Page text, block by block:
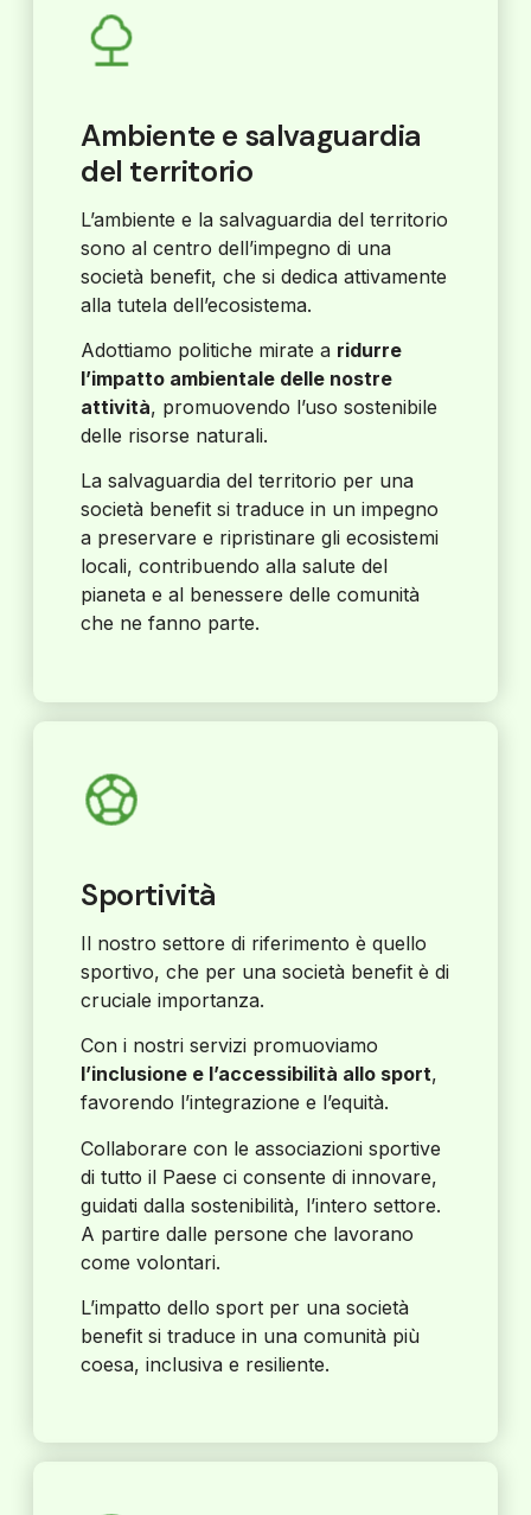
Ambiente e salvaguardia
del territorio
L’ambiente e la salvaguardia del territorio
sono al centro dell’impegno di una
società benefit, che si dedica attivamente
alla tutela dell’ecosistema.
Adottiamo politiche mirate a ridurre
l’impatto ambientale delle nostre
attività, promuovendo l’uso sostenibile
delle risorse naturali.
La salvaguardia del territorio per una
società benefit si traduce in un impegno
a preservare e ripristinare gli ecosistemi
locali, contribuendo alla salute del
pianeta e al benessere delle comunità
che ne fanno parte.
Sportività
Il nostro settore di riferimento è quello
sportivo, che per una società benefit è di
cruciale importanza.
Con i nostri servizi promuoviamo
l’inclusione e l’accessibilità allo sport,
favorendo l’integrazione e l’equità.
Collaborare con le associazioni sportive
di tutto il Paese ci consente di innovare,
guidati dalla sostenibilità, l’intero settore.
A partire dalle persone che lavorano
come volontari.
L’impatto dello sport per una società
benefit si traduce in una comunità più
coesa, inclusiva e resiliente.